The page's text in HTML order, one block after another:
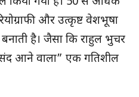
और उत्कृष्ट वेशभूषा
है। जैसा कि राहुल भुचर
आने वाला” एक गतिशील